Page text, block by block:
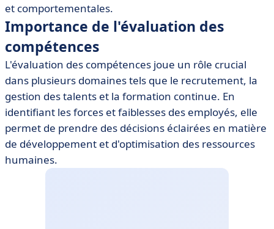
et comportementales.
Importance de l'évaluation des
compétences
L'évaluation des compétences joue un rôle crucial
dans plusieurs domaines tels que le recrutement, la
gestion des talents et la formation continue. En
identifiant les forces et faiblesses des employés, elle
permet de prendre des décisions éclairées en matière
de développement et d'optimisation des ressources
humaines.